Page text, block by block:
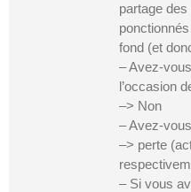
partage
fond (et
– Avez-
l’occasion
–> Non
– Avez-
–> perte
– Si vous